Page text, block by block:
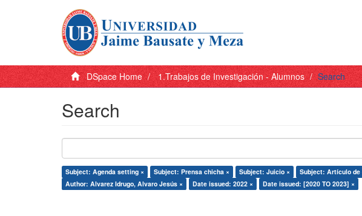
DSpace Home 1.Trabajos de Investigación - Alumnos Search
Search
Subject: Agenda setting × Subject: Prensa chicha × Subject: Juicio × Subject: Artículo de
Author: Alvarez Idrugo, Alvaro Jesús ×
Date issued: 2022 × Date issued: [2020 TO 2023] ×